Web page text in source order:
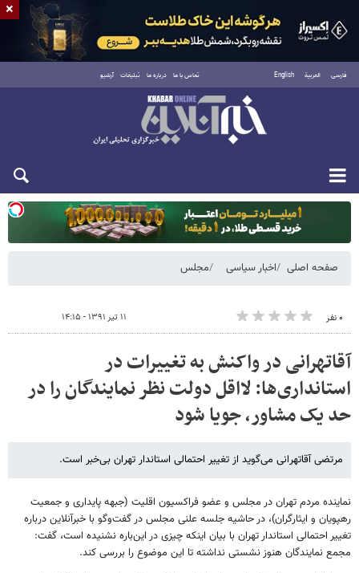
فارسی العربية English تماس با ما درباره ما تبلیغات آرشیو
یکشنبه ۱۸ مرداد ۱۴۰۵
صفحه اصلی اخبار سیاسی مجلس
۰ نفر ۱۱ تیر ۱۳۹۱ - ۱۴:۱۵
آقاتهرانی در واکنش به تغییرات در
استانداری‌ها: لااقل دولت نظر نمایندگان را در
حد یک مشاور، جویا شود
مرتضی آقاتهرانی می‌گوید از تغییر احتمالی استاندار تهران بی‌خبر است.
نماینده مردم تهران در مجلس و عضو فراکسیون اقلیت (جبهه پایداری و جمعیت
رهپویان و ایثارگران)، در حاشیه جلسه علنی مجلس در گفت‌وگو با خبرآنلاین درباره
تغییر احتمالی استاندار تهران با بیان اینکه چیزی در این‌باره نشنیده است، گفت:
مجمع نمایندگان هنوز نشستی نداشته تا این موضوع را بررسی کند.
×